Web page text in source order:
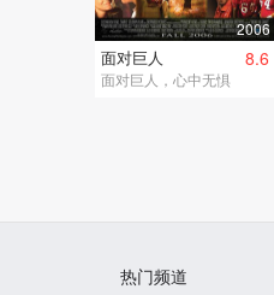
2006
面对巨人 8.6
面对巨人，心中无惧
热门频道